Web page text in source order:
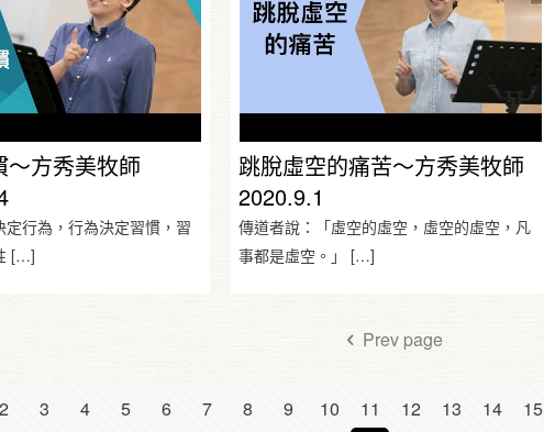
～方秀美牧師
定行為，行為決定習慣，習
[…]
跳脫虛空的痛苦～方秀美牧師
2020.9.1
傳道者說：「虛空的虛空，虛空的虛空，凡
事都是虛空。」
[…]
Prev page
2 3 4 5 6 7 8 9 10 11 12 13 14 15